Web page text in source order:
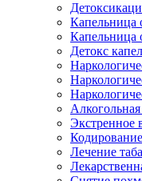
Капельница
Капельница
Детокс
Экстренное
Лечение